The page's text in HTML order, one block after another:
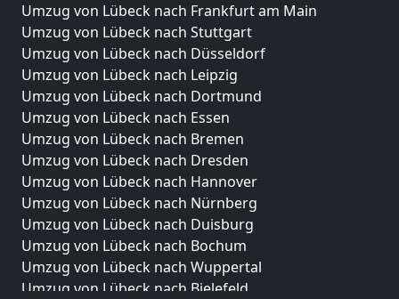
Umzug von Lübeck nach Frankfurt am Main
Umzug von Lübeck nach Stuttgart
Umzug von Lübeck nach Düsseldorf
Umzug von Lübeck nach Leipzig
Umzug von Lübeck nach Dortmund
Umzug von Lübeck nach Essen
Umzug von Lübeck nach Bremen
Umzug von Lübeck nach Dresden
Umzug von Lübeck nach Hannover
Umzug von Lübeck nach Nürnberg
Umzug von Lübeck nach Duisburg
Umzug von Lübeck nach Bochum
Umzug von Lübeck nach Wuppertal
Umzug von Lübeck nach Bielefeld